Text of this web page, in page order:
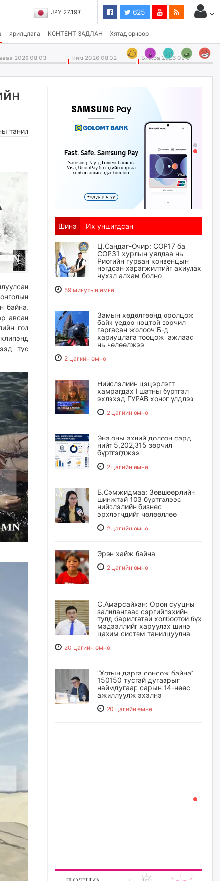
JPY 27.19₮ CHF 3,824.26₮
625
ярилцлага КОНТЕНТ ЗАДЛАН Хятад орноор
2026 08 03 Ням 2026 08 02 Бямба 2026 08 01
танил
байна.
авсан
гол
тус
Шинэ Их уншигдсан
Ц.Сандаг-Очир: COP17 ба
COP31 хурлын уялдаа нь
Риогийн гурван конвенцын
нэгдсэн хэрэгжилтийг ахиулах
чухал алхам болно
59 минутын өмнө
Замын хөдөлгөөнд оролцож
байх үедээ ноцтой зөрчил
гаргасан жолооч Б-д
хариуцлага тооцож, ажлаас
нь чөлөөлжээ
2 цагийн өмнө
Нийслэлийн цэцэрлэгт
хамрагдах I шатны бүртгэл
эхлэхэд ГУРАВ хоног үлдлээ
2 цагийн өмнө
Энэ оны эхний долоон сард
нийт 5,202,315 зөрчил
бүртгэгджээ
2 цагийн өмнө
Б.Сэмжидмаа: Зөвшөөрлийн
шинжтэй 103 бүртгэлээс
нийслэлийн бизнес
эрхлэгчдийг чөлөөллөө
2 цагийн өмнө
Эрэн хайж байна
2 цагийн өмнө
С.Амарсайхан: Орон сууцны
залилангаас сэргийлэхийн
тулд барилгатай холбоотой бүх
мэдээллийг харуулах шинэ
цахим систем танилцуулна
20 цагийн өмнө
“Хотын дарга сонсож байна”
150150 тусгай дугаарыг
наймдугаар сарын 14-нөөс
ажиллуулж эхэлнэ
20 цагийн өмнө
"Урьхан" Б.Чинбат гэж хүн
бизнес хамтрагчаа гүтгэж